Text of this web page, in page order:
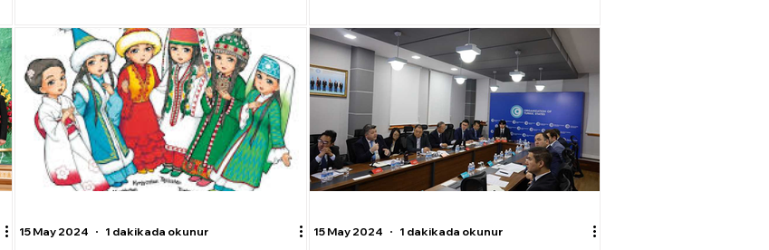
15 May 2024 1 dakikada okunur 15 May 2024 1 dakikada okunur